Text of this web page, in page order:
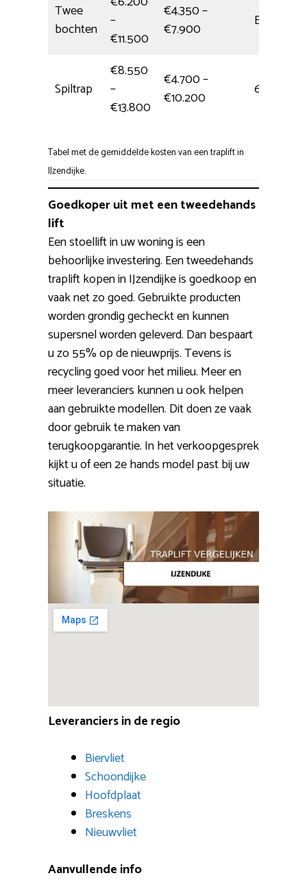
Twee
bochten
–
€11.500
€4.350 –
€7.900
Eén dag
Spiltrap
€8.550
–
€13.800
€4.700 –
€10.200
6,5 uur
Tabel met de gemiddelde kosten van een traplift in
IJzendijke.
Goedkoper uit met een tweedehands
lift
Een stoellift in uw woning is een
behoorlijke investering. Een tweedehands
traplift kopen in IJzendijke is goedkoop en
vaak net zo goed. Gebruikte producten
worden grondig gecheckt en kunnen
supersnel worden geleverd. Dan bespaart
u zo 55% op de nieuwprijs. Tevens is
recycling goed voor het milieu. Meer en
meer leveranciers kunnen u ook helpen
aan gebruikte modellen. Dit doen ze vaak
door gebruik te maken van
terugkoopgarantie. In het verkoopgesprek
kijkt u of een 2e hands model past bij uw
situatie.
Leveranciers in de regio
Biervliet
Schoondijke
Hoofdplaat
Breskens
Nieuwvliet
Aanvullende info